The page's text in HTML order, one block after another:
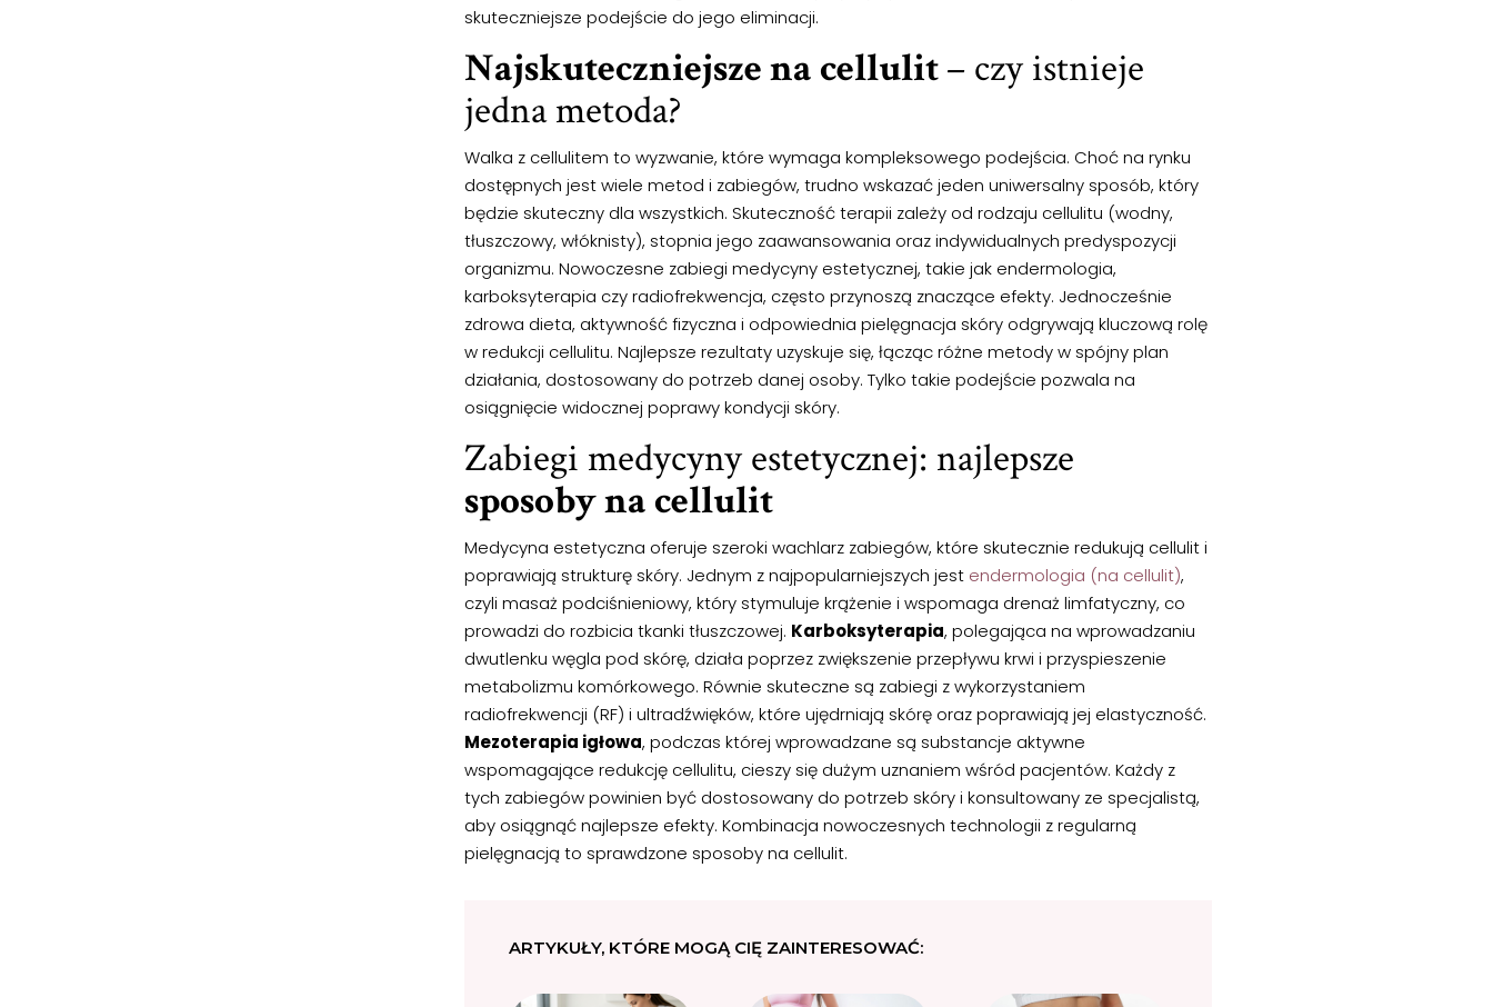
skuteczniejsze podejście do jego eliminacji.
Najskuteczniejsze na cellulit– czy istnieje
jedna metoda?
Walka z cellulitem to wyzwanie, które wymaga kompleksowego podejścia. Choć na rynku
dostępnych jest wiele metod i zabiegów, trudno wskazać jeden uniwersalny sposób, który
będzie skuteczny dla wszystkich. Skuteczność terapii zależy od rodzaju cellulitu (wodny,
tłuszczowy, włóknisty), stopnia jego zaawansowania oraz indywidualnych predyspozycji
organizmu. Nowoczesne zabiegi medycyny estetycznej, takie jak endermologia,
karboksyterapia czy radiofrekwencja, często przynoszą znaczące efekty. Jednocześnie
zdrowa dieta, aktywność fizyczna i odpowiednia pielęgnacja skóry odgrywają kluczową rolę
w redukcji cellulitu. Najlepsze rezultaty uzyskuje się, łącząc różne metody w spójny plan
działania, dostosowany do potrzeb danej osoby. Tylko takie podejście pozwala na
osiągnięcie widocznej poprawy kondycji skóry.
Zabiegi medycyny estetycznej: najlepsze
sposoby na cellulit
Medycyna estetyczna oferuje szeroki wachlarz zabiegów, które skutecznie redukują cellulit i
poprawiają strukturę skóry. Jednym z najpopularniejszych jest endermologia (na cellulit),
czyli masaż podciśnieniowy, który stymuluje krążenie i wspomaga drenaż limfatyczny, co
prowadzi do rozbicia tkanki tłuszczowej. Karboksyterapia, polegająca na wprowadzaniu
dwutlenku węgla pod skórę, działa poprzez zwiększenie przepływu krwi i przyspieszenie
metabolizmu komórkowego. Równie skuteczne są zabiegi z wykorzystaniem
radiofrekwencji (RF) i ultradźwięków, które ujędrniają skórę oraz poprawiają jej elastyczność.
Mezoterapia igłowa, podczas której wprowadzane są substancje aktywne
wspomagające redukcję cellulitu, cieszy się dużym uznaniem wśród pacjentów. Każdy z
tych zabiegów powinien być dostosowany do potrzeb skóry i konsultowany ze specjalistą,
aby osiągnąć najlepsze efekty. Kombinacja nowoczesnych technologii z regularną
pielęgnacją to sprawdzone sposoby na cellulit.
ARTYKUŁY, KTÓRE MOGĄ CIĘ ZAINTERESOWAĆ: